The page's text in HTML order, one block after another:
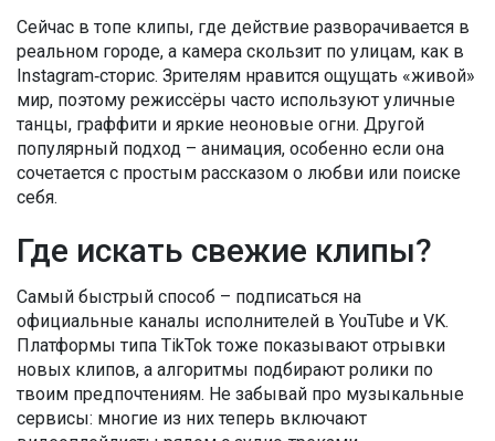
Сейчас в топе клипы, где действие разворачивается в
реальном городе, а камера скользит по улицам, как в
Instagram‑сторис. Зрителям нравится ощущать «живой»
мир, поэтому режиссёры часто используют уличные
танцы, граффити и яркие неоновые огни. Другой
популярный подход – анимация, особенно если она
сочетается с простым рассказом о любви или поиске
себя.
Где искать свежие клипы?
Самый быстрый способ – подписаться на
официальные каналы исполнителей в YouTube и VK.
Платформы типа TikTok тоже показывают отрывки
новых клипов, а алгоритмы подбирают ролики по
твоим предпочтениям. Не забывай про музыкальные
сервисы: многие из них теперь включают